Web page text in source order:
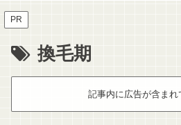
PR
換毛期
記事内に広告が含まれ